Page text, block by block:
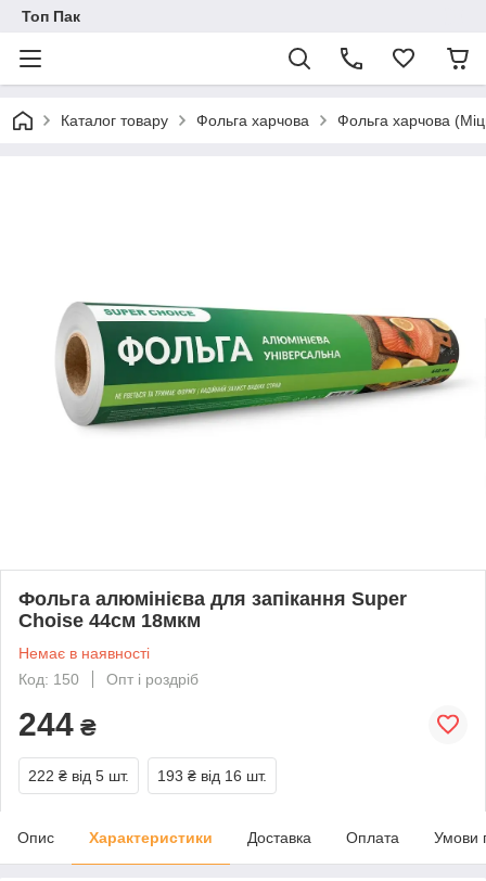
Топ Пак
Каталог товару Фольга харчова Фольга харчова
Фольга алюмінієва для запікання Super
Choise 44см 18мкм
Немає в наявності
Код: 150
Опт і роздріб
244 ₴
222 ₴ від 5 шт. 193 ₴ від 16 шт.
Опис Характеристики Доставка Оплата Умови